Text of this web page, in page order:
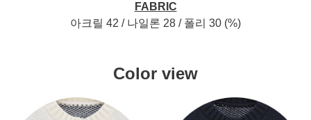
FABRIC
아크릴 42 / 나일론 28 / 폴리 30 (%)
Color view